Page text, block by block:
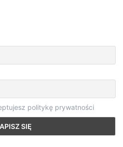
politykę prywatności